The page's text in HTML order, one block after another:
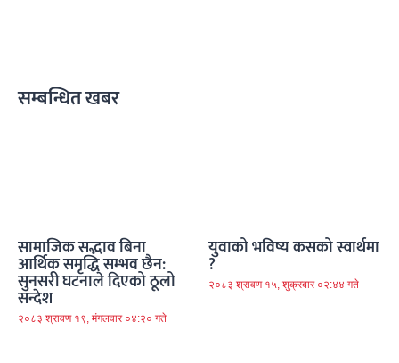
सम्बन्धित खबर
सामाजिक सद्भाव बिना
आर्थिक समृद्धि सम्भव छैन:
सुनसरी घटनाले दिएको ठूलो
सन्देश
२०८३ श्रावण १९, मंगलवार ०४:२० गते
युवाको भविष्य कसको स्वार्थमा
?
२०८३ श्रावण १५, शुक्रबार ०२:४४ गते